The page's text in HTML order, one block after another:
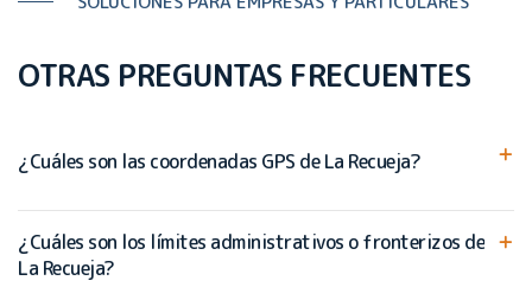
OTRAS PREGUNTAS FRECUENTES
¿Cuáles son las coordenadas GPS de La Recueja?
¿Cuáles son los límites administrativos o fronterizos de
La Recueja?